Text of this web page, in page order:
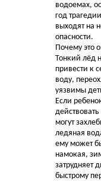
водоемах,
год
выходят на
опасности.
Почему это
Тонкий лёд
привести к
воду,
уязвимы
Если
могут
ледяная
ему может
намокая,
затрудняет
быстрому